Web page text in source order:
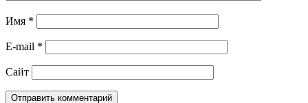
Имя *
E-mail *
Сайт